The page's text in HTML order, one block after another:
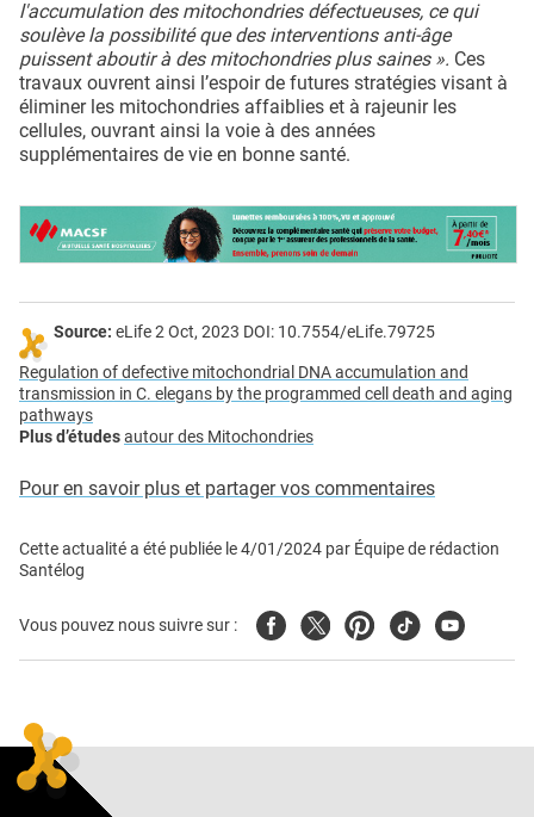
l'accumulation des mitochondries défectueuses, ce qui
soulève la possibilité que des interventions anti-âge
puissent aboutir à des mitochondries plus saines ». Ces
travaux ouvrent ainsi l’espoir de futures stratégies visant à
éliminer les mitochondries affaiblies et à rajeunir les
cellules, ouvrant ainsi la voie à des années
supplémentaires de vie en bonne santé.
Source: eLife 2 Oct, 2023 DOI: 10.7554/eLife.79725
Regulation of defective mitochondrial DNA accumulation and
transmission in C. elegans by the programmed cell death and aging
pathways
Plus d’étudesautour des Mitochondries
Pour en savoir plus et partager vos commentaires
Cette actualité a été publiée le4/01/2024 par Équipe de rédaction
Santélog
Vous pouvez nous suivre sur : FacebookTwitterPinterest
TiktokYoutube